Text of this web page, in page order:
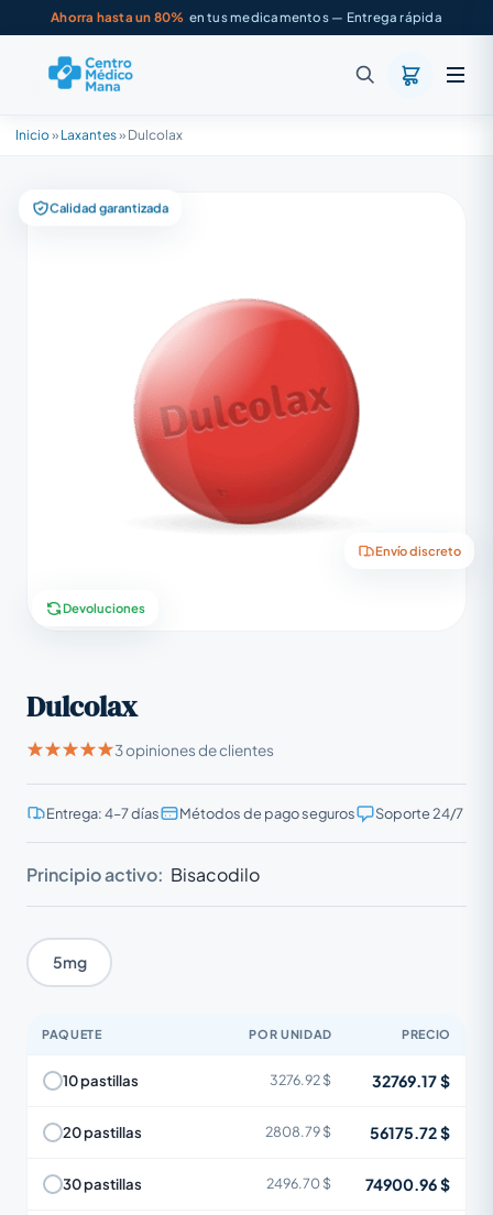
Ahorra hasta un 80% en tus medicamentos — Entrega rápida
Inicio» Laxantes» Dulcolax
Calidad garantizada
Envío discreto
Devoluciones
Dulcolax
3 opiniones de clientes
Entrega: 4–7 días Métodos de pago seguros Soporte 24/7
Principio activo: Bisacodilo
5mg
PAQUETE POR UNIDAD PRECIO
10 pastillas 3276.92 $ 32769.17 $
20 pastillas 2808.79 $ 56175.72 $
30 pastillas 2496.70 $ 74900.96 $